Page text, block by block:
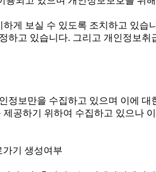
게 보실 수 있도록 조치하고 있습
고 있습니다. 그리고 개인정보취
보만을 수집하고 있으며 이에 대
공하기 위하여 수집하고 있으나
기 생성여부